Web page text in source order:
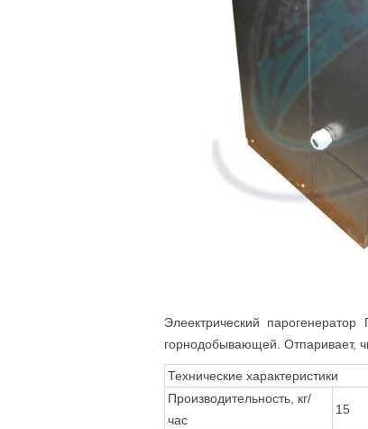
Элеектрический
горнодобывающей. Отпаривает,
Технические характеристики
Производительность, кг/
час
15